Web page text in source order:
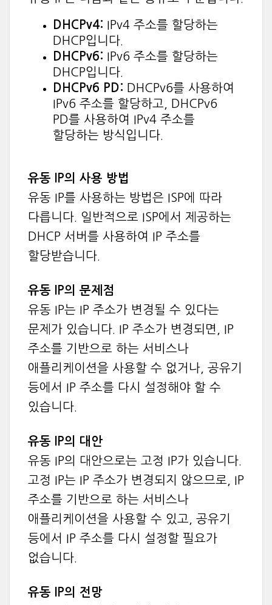
DHCPv4: IPv4 주소를 할당하는
DHCP입니다.
DHCPv6: IPv6 주소를 할당하는
DHCP입니다.
DHCPv6 PD: DHCPv6를 사용하여
IPv6 주소를 할당하고, DHCPv6
PD를 사용하여 IPv4 주소를
할당하는 방식입니다.
유동 IP의 사용 방법
유동 IP를 사용하는 방법은 ISP에 따라
다릅니다. 일반적으로 ISP에서 제공하는
DHCP 서버를 사용하여 IP 주소를
할당받습니다.
유동 IP의 문제점
유동 IP는 IP 주소가 변경될 수 있다는
문제가 있습니다. IP 주소가 변경되면, IP
주소를 기반으로 하는 서비스나
애플리케이션을 사용할 수 없거나, 공유기
등에서 IP 주소를 다시 설정해야 할 수
있습니다.
유동 IP의 대안
유동 IP의 대안으로는 고정 IP가 있습니다.
고정 IP는 IP 주소가 변경되지 않으므로, IP
주소를 기반으로 하는 서비스나
애플리케이션을 사용할 수 있고, 공유기
등에서 IP 주소를 다시 설정할 필요가
없습니다.
유동 IP의 전망